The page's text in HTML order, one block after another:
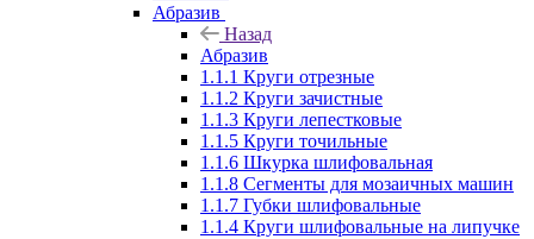
Абразив
Назад
Абразив
1.1.1 Круги отрезные
1.1.2 Круги зачистные
1.1.3 Круги лепестковые
1.1.5 Круги точильные
1.1.6 Шкурка шлифовальная
1.1.8 Сегменты для мозаичных машин
1.1.7 Губки шлифовальные
1.1.4 Круги шлифовальные на липучке